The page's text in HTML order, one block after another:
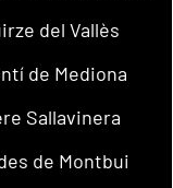
del Vallès
de Mediona
Sallavinera
de Montbui